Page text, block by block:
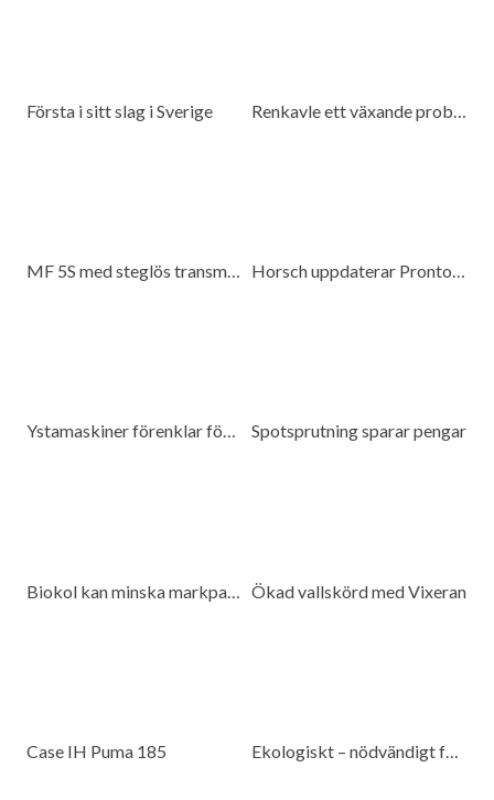
Första i sitt slag i Sverige
MF 5S med steglös transmission Horsch uppdaterar Pronto 6 DC
Ystamaskiner förenklar för kunderna Spotsprutning sparar pengar
Ökad vallskörd med Vixeran
Case IH Puma 185 Ekologiskt – nödvändigt för beredskap